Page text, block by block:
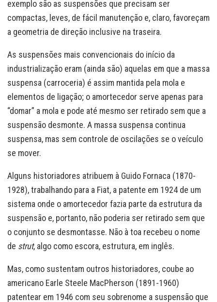
exemplo são as suspensões que precisam ser
compactas, leves, de fácil manutenção e, claro, favoreçam
a geometria de direção inclusive na traseira.
As suspensões mais convencionais do início da
industrialização eram (ainda são) aquelas em que a massa
suspensa (carroceria) é assim mantida pela mola e
elementos de ligação; o amortecedor serve apenas para
“domar” a mola e pode até mesmo ser retirado sem que a
suspensão desmonte. A massa suspensa continua
suspensa, mas sem controle de oscilações se o veículo
se mover.
Alguns historiadores atribuem à Guido Fornaca (1870-
1928), trabalhando para a Fiat, a patente em 1924 de um
sistema onde o amortecedor fazia parte da estrutura da
suspensão e, portanto, não poderia ser retirado sem que
o conjunto se desmontasse. Não à toa recebeu o nome
de strut, algo como escora, estrutura, em inglês.
Mas, como sustentam outros historiadores, coube ao
americano Earle Steele MacPherson (1891-1960)
patentear em 1946 com seu sobrenome a suspensão que